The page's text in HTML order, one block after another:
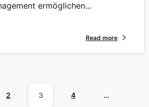
ermöglichen...
Read more
2 3 4 …